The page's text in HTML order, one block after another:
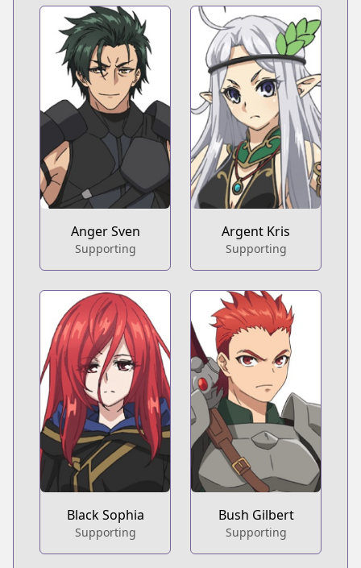
Anger Sven
Supporting
Argent Kris
Supporting
Black Sophia
Supporting
Bush Gilbert
Supporting